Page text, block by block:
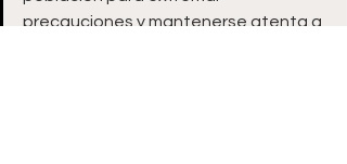
precauciones y mantenerse atenta a